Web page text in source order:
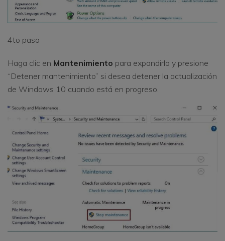
4to paso
Haga clic en Mantenimiento para expandirlo y presione
“Detener mantenimiento” si desea detener la actualización
de Windows 10 cuando está en progreso.